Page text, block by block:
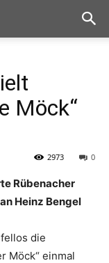
Möck“
0
2973
Rübenacher
Heinz Bengel
die
Möck“ einmal